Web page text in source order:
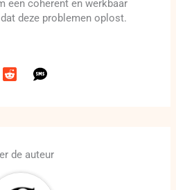
een coherent en werkbaar
deze problemen oplost.
de auteur